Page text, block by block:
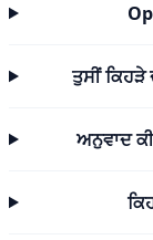
ਤੁਸੀਂ
ਅਨੁਵਾਦ